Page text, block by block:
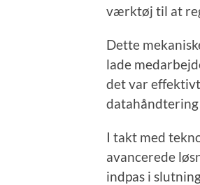
værktøj til at
Dette
lade
det var
datahåndtering
I takt med
avancerede
indpas i